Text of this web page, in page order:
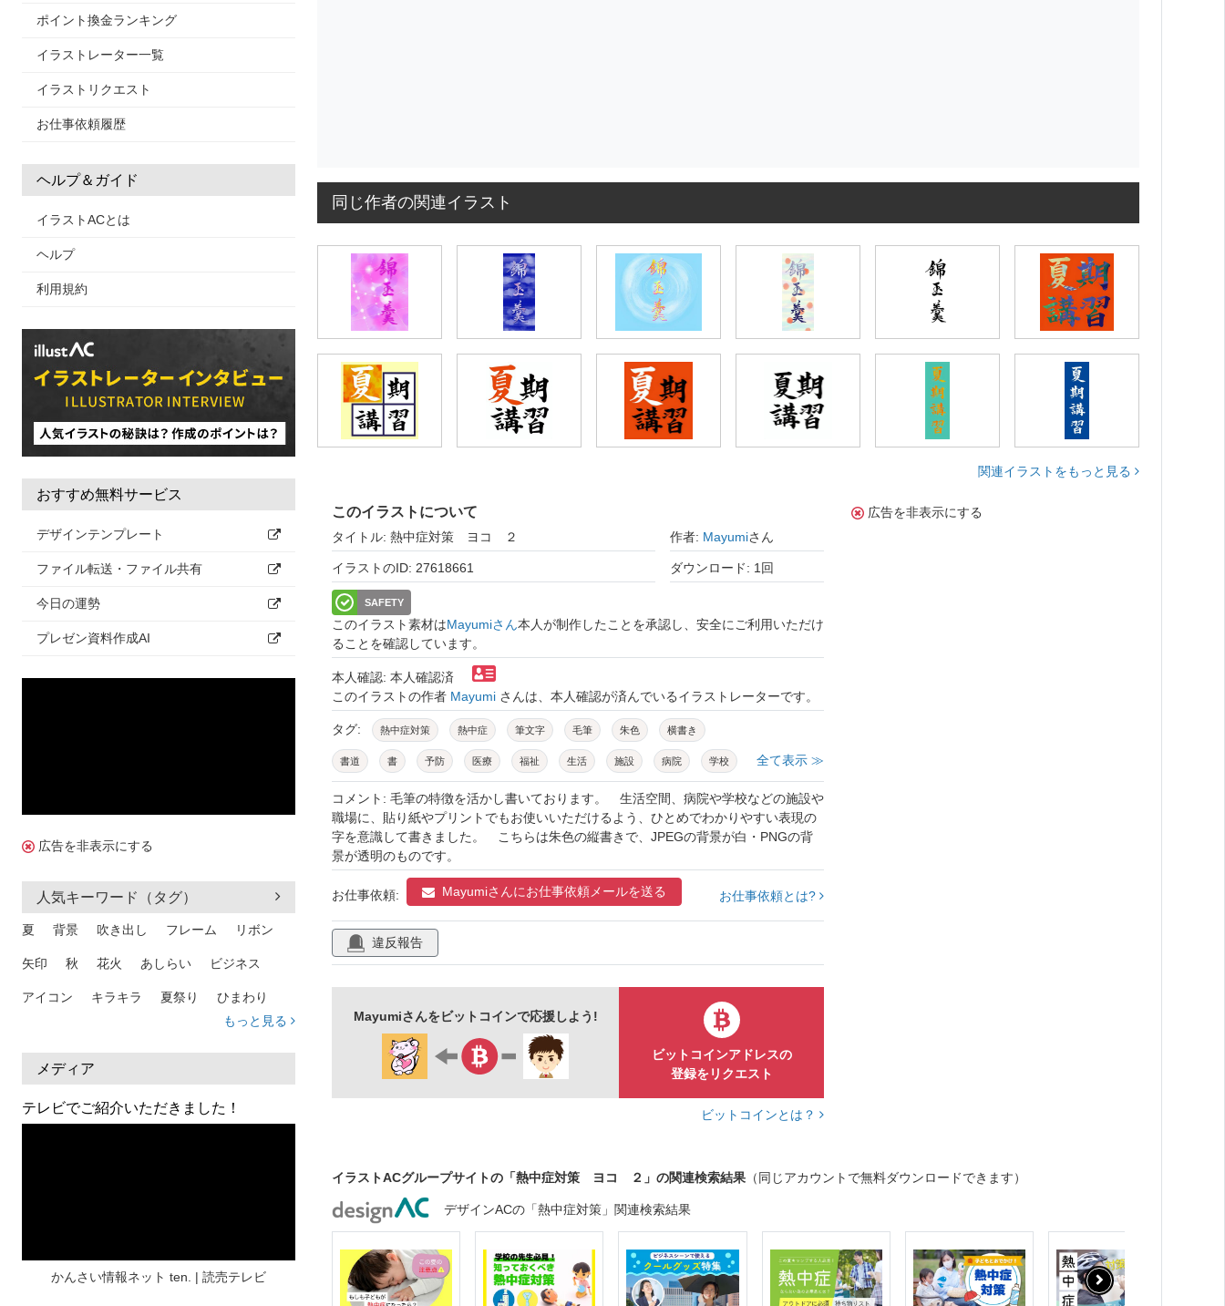
ポイント換金ランキング
イラストレーター一覧
イラストリクエスト
お仕事依頼履歴
ヘルプ＆ガイド
イラストACとは
ヘルプ
利用規約
おすすめ無料サービス
デザインテンプレート
ファイル転送・ファイル共有
今日の運勢
プレゼン資料作成AI
広告を非表示にする
人気キーワード（タグ）
夏 背景 吹き出し フレーム リボン
矢印 秋 花火 あしらい ビジネス
アイコン キラキラ 夏祭り ひまわり
熱中症
人物 暑中見舞い
日本地図 海
もっと見る
メディア
テレビでご紹介いただきました！
かんさい情報ネット ten. | 読売テレビ
同じ作者の関連イラスト
関連イラストをもっと見る
このイラストについて
タイトル: 熱中症対策 ヨコ ２ 作者: Mayumiさん
イラストのID: 27618661 ダウンロード: 1回
SAFETY
このイラスト素材はMayumiさん本人が制作したことを承認し、安全にご利用いただけ
ることを確認しています。
本人確認: 本人確認済
このイラストの作者 Mayumi さんは、本人確認が済んでいるイラストレーターです。
タグ: 熱中症対策 熱中症 筆文字 毛筆 朱色 横書き
書道 書 予防 医療 福祉 生活 施設 病院 学校
会社 夏 プリント ポスター 貼り紙 店 バナー
チラシ 広告
全て表示 ≫
コメント: 毛筆の特徴を活かし書いております。 生活空間、病院や学校などの施設や
職場に、貼り紙やプリントでもお使いいただけるよう、ひとめでわかりやすい表現の
字を意識して書きました。 こちらは朱色の縦書きで、JPEGの背景が白・PNGの背
景が透明のものです。
お仕事依頼: Mayumiさんにお仕事依頼メールを送る お仕事依頼とは?
違反報告
Mayumiさんをビットコインで応援しよう!
ビットコインアドレスの
登録をリクエスト
ビットコインとは？
広告を非表示にする
イラストACグループサイトの「熱中症対策 ヨコ ２」の関連検索結果 （同じアカウントで無料ダウンロードできます）
デザインACの「熱中症対策」関連検索結果